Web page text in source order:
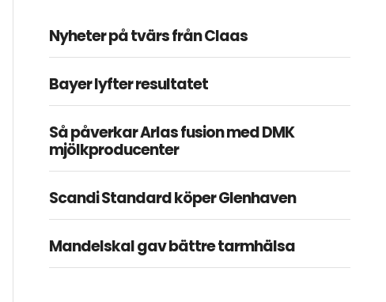
Nyheter på tvärs från Claas
Bayer lyfter resultatet
Så påverkar Arlas fusion med DMK
mjölkproducenter
Scandi Standard köper Glenhaven
Mandelskal gav bättre tarmhälsa